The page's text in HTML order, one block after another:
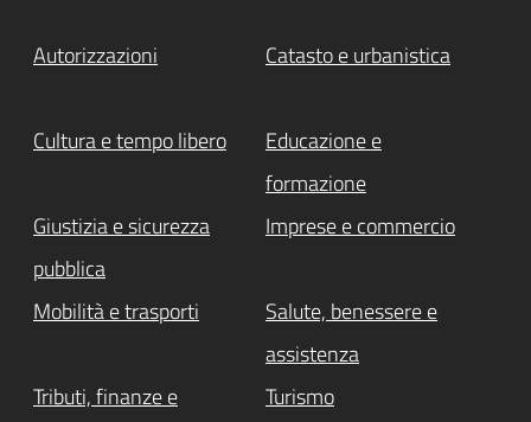
Autorizzazioni Catasto e urbanistica
Cultura e tempo libero
Educazione e
formazione
Giustizia e sicurezza
pubblica
Imprese e commercio
Mobilità e trasporti
Salute, benessere e
assistenza
Tributi, finanze e
Turismo